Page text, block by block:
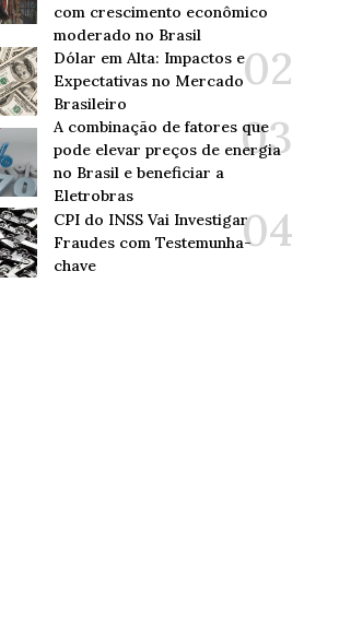
com crescimento econômico
moderado no Brasil
Dólar em Alta: Impactos e
Expectativas no Mercado
Brasileiro
A combinação de fatores que
pode elevar preços de energia
no Brasil e beneficiar a
Eletrobras
CPI do INSS Vai Investigar
Fraudes com Testemunha-
chave